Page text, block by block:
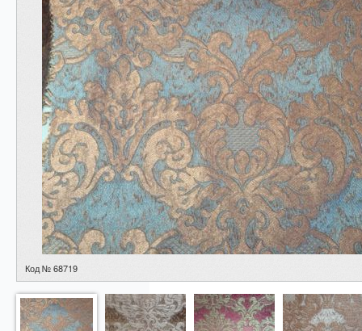
Код № 68719